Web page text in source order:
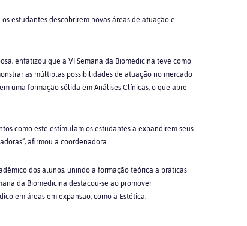
estudantes descobrirem novas áreas de atuação e
enfatizou que a VI Semana da Biomedicina teve como
as múltiplas possibilidades de atuação no mercado
uma formação sólida em Análises Clínicas, o que abre
como este estimulam os estudantes a expandirem seus
afirmou a coordenadora.
dos alunos, unindo a formação teórica a práticas
da Biomedicina destacou-se ao promover
em áreas em expansão, como a Estética.